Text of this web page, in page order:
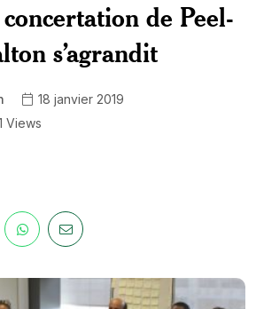
de Peel-
s’agrandit
18 janvier 2019
Views